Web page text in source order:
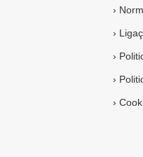
›
›
›
›
›